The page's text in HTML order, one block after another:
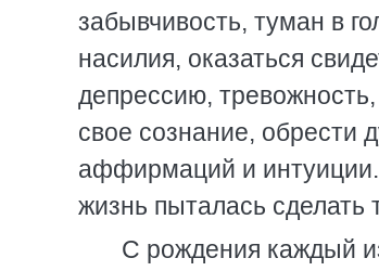
забывчивость, туман в
насилия, оказаться
депрессию,
свое сознание,
аффирмаций и интуиции.
жизнь пыталась сделать
С рождения каждый